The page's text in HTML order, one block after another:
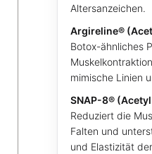
Altersanzeichen.
Argireline®
Botox-ähnliches
mimische Linien
SNAP-8®
Reduziert die
Falten und
und Elastizität